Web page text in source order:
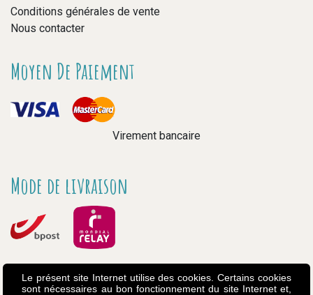
Conditions générales de vente
Nous contacter
Moyen De Paiement
Virement bancaire
Mode de livraison
Le présent site Internet utilise des cookies. Certains cookies
sont nécessaires au bon fonctionnement du site Internet et,